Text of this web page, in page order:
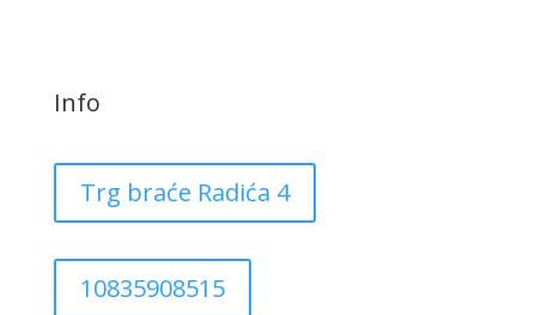
Info
Trg braće Radića 4
10835908515